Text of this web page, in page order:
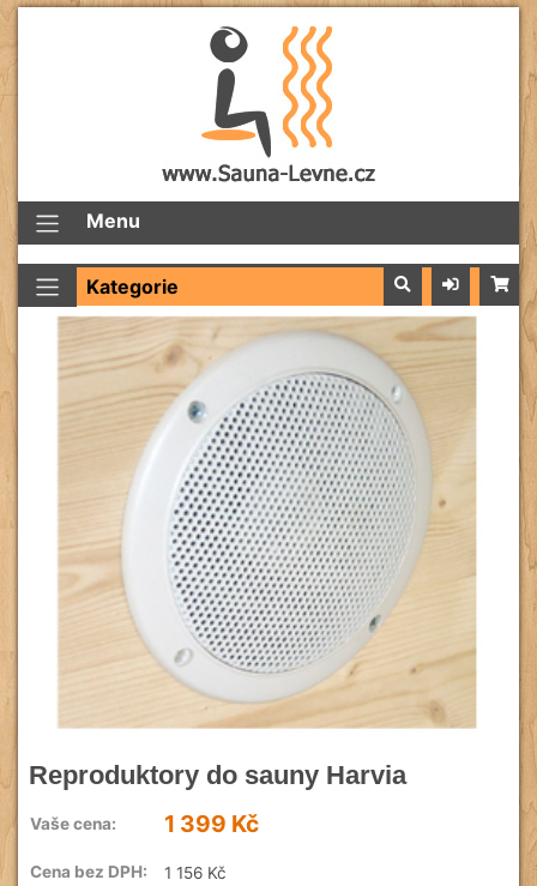
Menu
Reproduktory do sauny Harvia
Vaše cena: 1 399 Kč
Cena bez DPH:
1 156 Kč
Kategorie